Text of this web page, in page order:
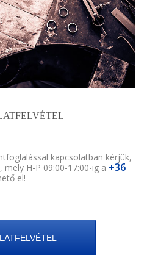
kapcsolatban kérjük,
H-P 09:00-17:00-ig a +36
el!